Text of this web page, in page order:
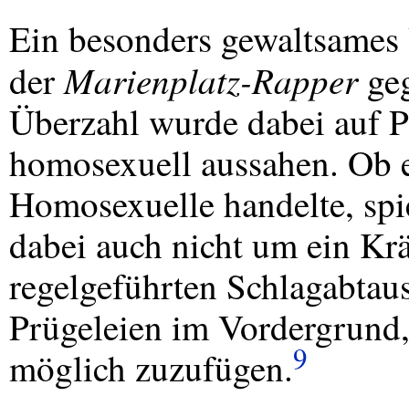
Ein besonders
derMarienplatz-Rapper
Überzahl wurde dabei auf
homosexuell aussahen.
Homosexuelle handelte,
dabei auch nicht um ein
regelgeführten
Prügeleien im
möglich zuzufügen.9